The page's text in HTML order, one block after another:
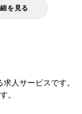
を見る
人サービスです。
。